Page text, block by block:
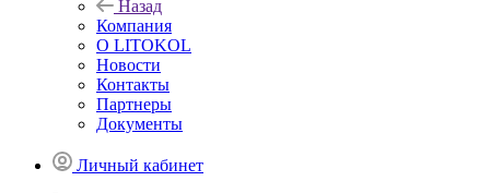
Назад
Компания
О LITOKOL
Новости
Контакты
Партнеры
Документы
Личный кабинет